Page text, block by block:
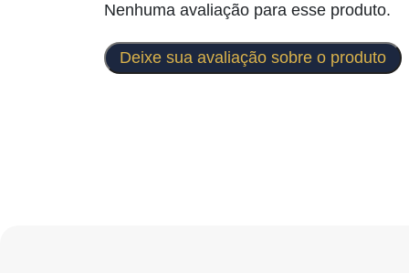
Nenhuma avaliação para esse produto.
Deixe sua avaliação sobre o produto